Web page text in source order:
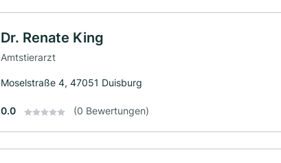
Dr. Renate King
Amtstierarzt
Moselstraße 4, 47051 Duisburg
0.0 (0 Bewertungen)